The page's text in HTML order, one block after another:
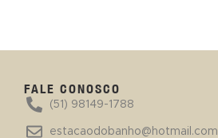
FALE CONOSCO
(51) 98149-1788
estacaodobanho@hotmail.com